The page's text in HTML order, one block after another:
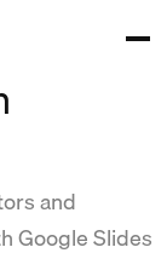
and
Google Slides